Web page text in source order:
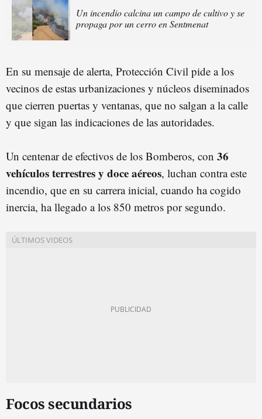
Un incendio calcina un campo de cultivo y se
propaga por un cerro en Sentmenat
En su mensaje de alerta, Protección Civil pide a los
vecinos de estas urbanizaciones y núcleos diseminados
que cierren puertas y ventanas, que no salgan a la calle
y que sigan las indicaciones de las autoridades.
Un centenar de efectivos de los Bomberos, con 36
vehículos terrestres y doce aéreos, luchan contra este
incendio, que en su carrera inicial, cuando ha cogido
inercia, ha llegado a los 850 metros por segundo.
Focos secundarios